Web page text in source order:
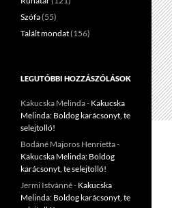
Szófa(55)
Talált mondat(156)
LEGUTÓBBI HOZZÁSZÓLÁSOK
Kakucska Melinda- Kakucska
Melinda: Boldog karácsonyt, te
selejtolló!
Bodáné Majoros Henrietta-
Kakucska Melinda: Boldog
karácsonyt, te selejtolló!
Jermi Istvànné- Kakucska
Melinda: Boldog karácsonyt, te